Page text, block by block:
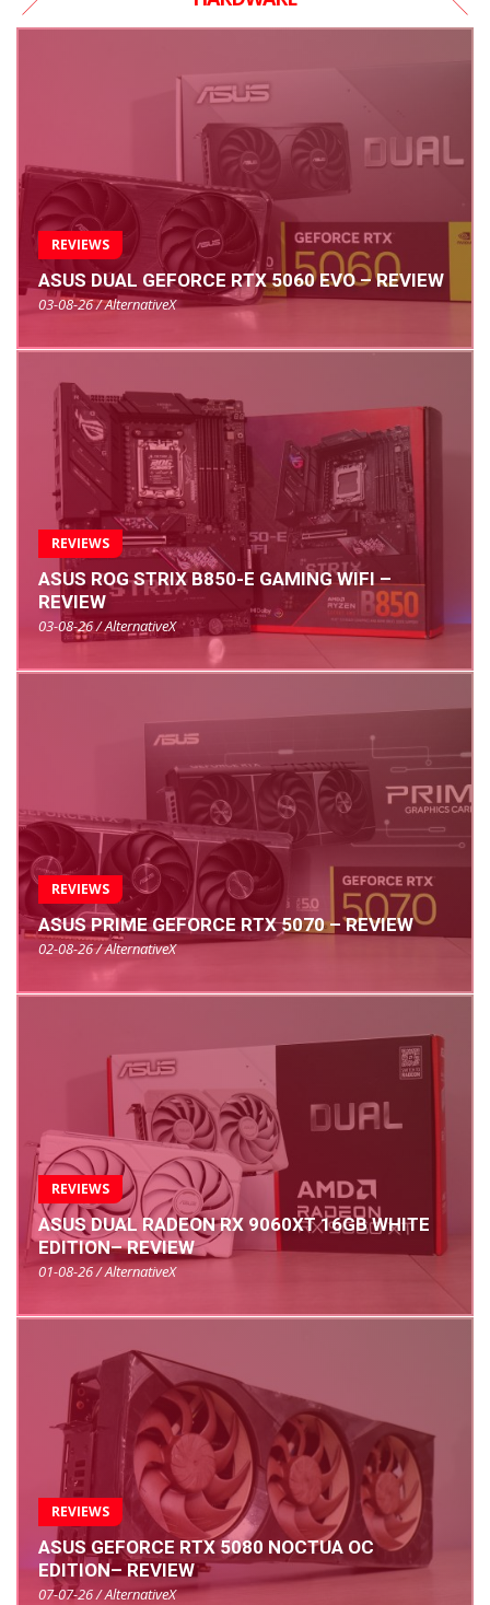
REVIEWS
ASUS DUAL GEFORCE RTX 5060 EVO – REVIEW
03-08-26 / AlternativeX
REVIEWS
ASUS ROG STRIX B850-E GAMING WIFI –
REVIEW
03-08-26 / AlternativeX
REVIEWS
ASUS PRIME GEFORCE RTX 5070 – REVIEW
02-08-26 / AlternativeX
REVIEWS
ASUS DUAL RADEON RX 9060XT 16GB WHITE
EDITION– REVIEW
01-08-26 / AlternativeX
REVIEWS
ASUS GEFORCE RTX 5080 NOCTUA OC
EDITION– REVIEW
07-07-26 / AlternativeX